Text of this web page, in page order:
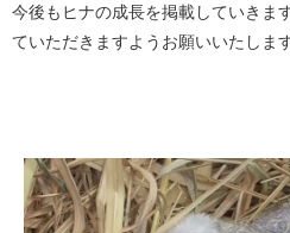
今後もヒナの成長を掲載していきま
ていただきますようお願いいたします